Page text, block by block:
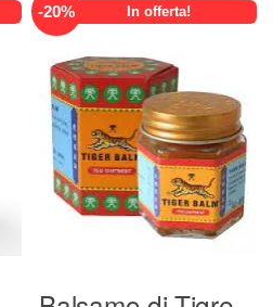
-20% In offerta!